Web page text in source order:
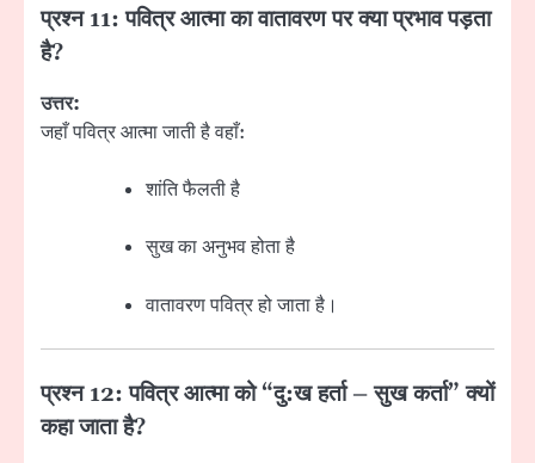
प्रश्न 11: पवित्र आत्मा का वातावरण पर क्या प्रभाव पड़ता
है?
उत्तर:
जहाँ पवित्र आत्मा जाती है वहाँ:
शांति फैलती है
सुख का अनुभव होता है
वातावरण पवित्र हो जाता है।
प्रश्न 12: पवित्र आत्मा को “दु:ख हर्ता – सुख कर्ता” क्यों
कहा जाता है?